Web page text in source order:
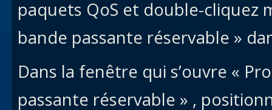
paquets QoS et double-cliquez
bande passante réservable »
Dans la fenêtre qui s’ouvre «
passante réservable » ,